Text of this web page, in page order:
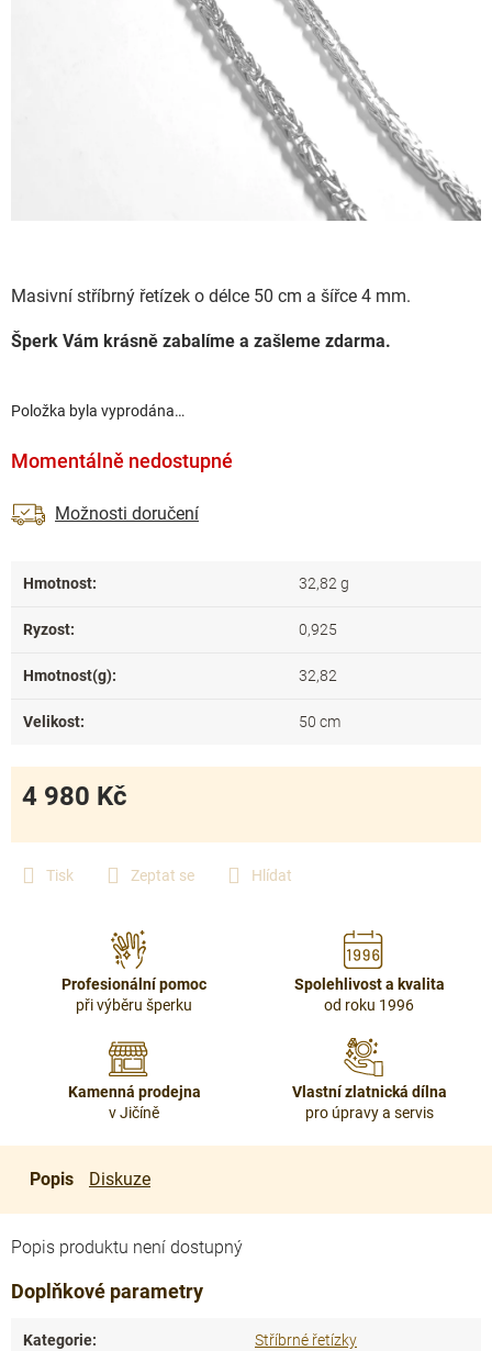
Položka byla vyprodána…
Masivní stříbrný řetízek o délce 50 cm a šířce 4 mm.
Šperk Vám krásně zabalíme a zašleme zdarma.
Tisk Zeptat se Hlídat
Momentálně nedostupné
Možnosti doručení
4 980 Kč
cena:
Hmotnost: 32,82 g
Ryzost: 0,925
Hmotnost(g): 32,82
Velikost: 50 cm
Profesionální pomoc
při výběru šperku
Spolehlivost a kvalita
od roku 1996
Kamenná prodejna
v Jičíně
Vlastní zlatnická dílna
pro úpravy a servis
Popis Diskuze
Popis produktu není dostupný
Doplňkové parametry
Kategorie: Stříbrné řetízky